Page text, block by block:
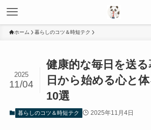
ホーム 暮らしのコツ＆時短テク
健康的な毎日を送
日から始める心と
10選
2025
11/04
暮らしのコツ＆時短テク 2025年11月4日